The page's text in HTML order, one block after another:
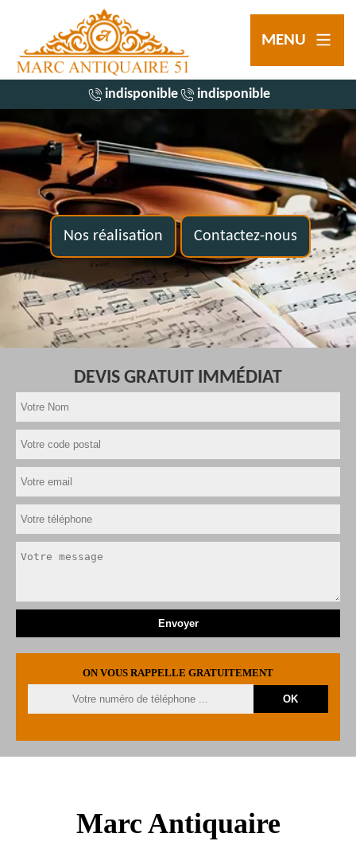
MENU
indisponible indisponible
Nos réalisation Contactez-nous
DEVIS GRATUIT IMMÉDIAT
ON VOUS RAPPELLE GRATUITEMENT
Marc Antiquaire